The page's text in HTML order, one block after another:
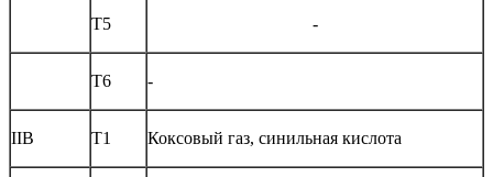
Т5 -
Т6 -
IIВ Т1 Коксовый газ, синильная кислота